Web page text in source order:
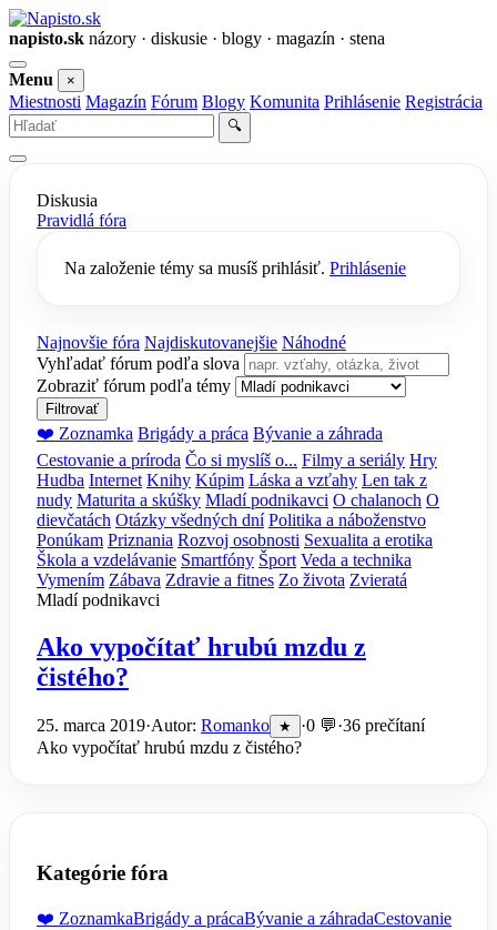
napisto.sk názory · diskusie · blogy · magazín · stena
Otvoriť
menu
Menu ×
Miestnosti Magazín Fórum Blogy Komunita Prihlásenie Registrácia
Vyhľadať
🔍
Diskusia
Pravidlá fóra
Na založenie témy sa musíš prihlásiť. Prihlásenie
Najnovšie fóra Najdiskutovanejšie Náhodné
Vyhľadať fórum podľa slova
Zobraziť fórum podľa témy
Filtrovať
❤️ Zoznamka Brigády a práca Bývanie a záhrada
Cestovanie a príroda Čo si myslíš o... Filmy a seriály Hry
Hudba Internet Knihy Kúpim Láska a vzťahy Len tak z
nudy Maturita a skúšky Mladí podnikavci O chalanoch O
dievčatách Otázky všedných dní Politika a náboženstvo
Ponúkam Priznania Rozvoj osobnosti Sexualita a erotika
Škola a vzdelávanie Smartfóny Šport Veda a technika
Vymením Zábava Zdravie a fitnes Zo života Zvieratá
Mladí podnikavci
Ako vypočítať hrubú mzdu z
čistého?
25. marca 2019·Autor: Romanko ★ ·0 💬·36 prečítaní
Ako vypočítať hrubú mzdu z čistého?
Kategórie fóra
❤️ ZoznamkaBrigády a prácaBývanie a záhradaCestovanie